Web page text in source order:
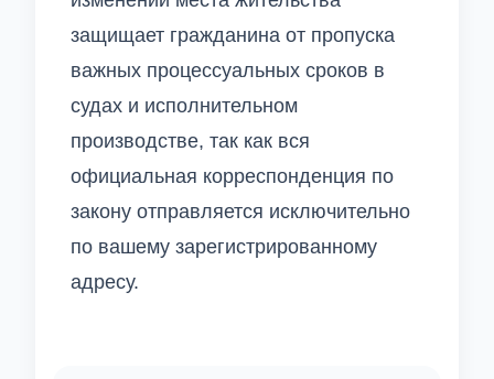
защищает гражданина от пропуска
важных процессуальных сроков в
судах и исполнительном
производстве, так как вся
официальная корреспонденция по
закону отправляется исключительно
по вашему зарегистрированному
адресу.